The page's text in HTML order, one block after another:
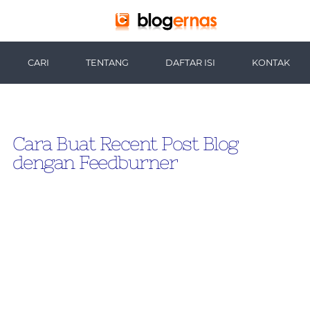
CARI TENTANG DAFTAR ISI KONTAK
Cara Buat Recent Post Blog
dengan Feedburner